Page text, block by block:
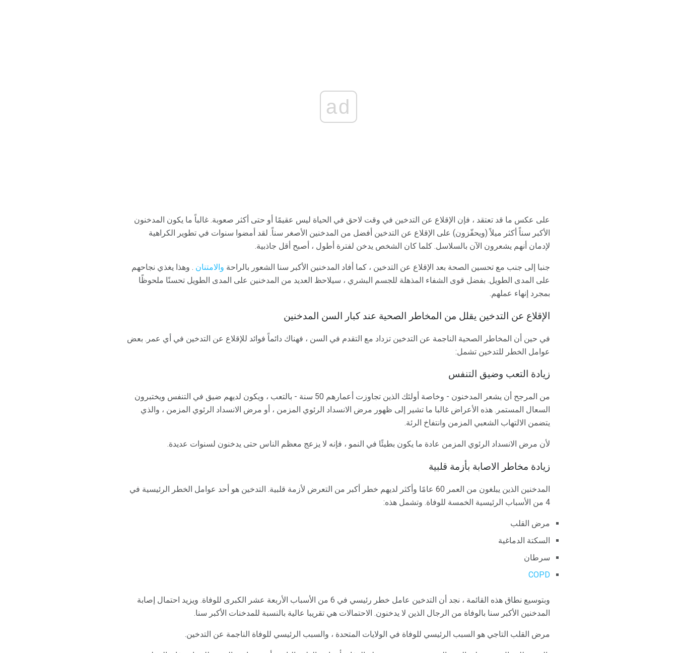
ad
على عكس ما قد تعتقد ، فإن الإقلاع عن التدخين في وقت لاحق في الحياة ليس عقيمًا أو حتى أكثر صعوبة. غالباً ما يكون المدخنون
الأكبر سناً أكثر ميلاً (ويحفّزون) على الإقلاع عن التدخين أفضل من المدخنين الأصغر سناً. لقد أمضوا سنوات في تطوير الكراهية
لإدمان أنهم يشعرون الآن بالسلاسل. كلما كان الشخص يدخن لفترة أطول ، أصبح أقل جاذبية.
جنبا إلى جنب مع تحسين الصحة بعد الإقلاع عن التدخين ، كما أفاد المدخنين الأكبر سنا الشعور بالراحة والامتنان . وهذا يغذي نجاحهم
على المدى الطويل. بفضل قوى الشفاء المذهلة للجسم البشري ، سيلاحظ العديد من المدخنين على المدى الطويل تحسنًا ملحوظًا
بمجرد إنهاء عملهم.
الإقلاع عن التدخين يقلل من المخاطر الصحية عند كبار السن المدخنين
في حين أن المخاطر الصحية الناجمة عن التدخين تزداد مع التقدم في السن ، فهناك دائماً فوائد للإقلاع عن التدخين في أي عمر. بعض
عوامل الخطر للتدخين تشمل:
زيادة التعب وضيق التنفس
من المرجح أن يشعر المدخنون - وخاصة أولئك الذين تجاوزت أعمارهم 50 سنة - بالتعب ، ويكون لديهم ضيق في التنفس ويختبرون
السعال المستمر. هذه الأعراض غالبا ما تشير إلى ظهور مرض الانسداد الرئوي المزمن ، أو مرض الانسداد الرئوي المزمن ، والذي
يتضمن الالتهاب الشعبي المزمن وانتفاخ الرئة.
لأن مرض الانسداد الرئوي المزمن عادة ما يكون بطيئًا في النمو ، فإنه لا يزعج معظم الناس حتى يدخنون لسنوات عديدة.
زيادة مخاطر الاصابة بأزمة قلبية
المدخنين الذين يبلغون من العمر 60 عامًا وأكثر لديهم خطر أكبر من التعرض لأزمة قلبية. التدخين هو أحد عوامل الخطر الرئيسية في
4 من الأسباب الرئيسية الخمسة للوفاة. وتشمل هذه:
مرض القلب
السكتة الدماغية
سرطان
COPD
وبتوسيع نطاق هذه القائمة ، نجد أن التدخين عامل خطر رئيسي في 6 من الأسباب الأربعة عشر الكبرى للوفاة. ويزيد احتمال إصابة
المدخنين الأكبر سنا بالوفاة من الرجال الذين لا يدخنون. الاحتمالات هي تقريبا عالية بالنسبة للمدخنات الأكبر سنا.
مرض القلب التاجي هو السبب الرئيسي للوفاة في الولايات المتحدة ، والسبب الرئيسي للوفاة الناجمة عن التدخين.